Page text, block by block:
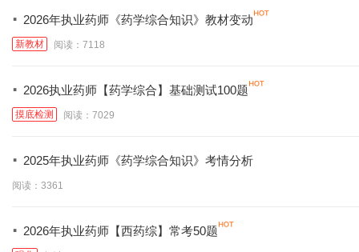
· 2026年执业药师《药学综合知识》教材变动
新教材 阅读：7118
· 2026执业药师【药学综合】基础测试100题
摸底检测 阅读：7029
· 2025年执业药师《药学综合知识》考情分析
阅读：3361
· 2026年执业药师【西药综】常考50题